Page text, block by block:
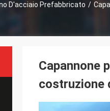
D'acciaio Prefabbricato /
Capannone
costruzione